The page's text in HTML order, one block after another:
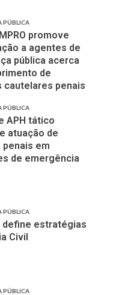
PÚBLICA
promove
a agentes de
pública acerca
de
cautelares penais
PÚBLICA
APH tático
atuação de
penais em
de emergência
PÚBLICA
define estratégias
Civil
PÚBLICA